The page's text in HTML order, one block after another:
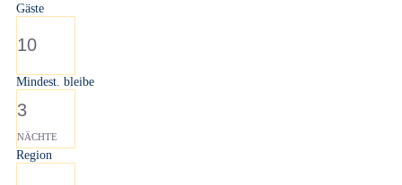
Gäste
10
Mindest. bleibe
3
NÄCHTE
Region